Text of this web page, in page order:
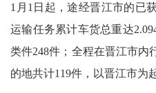
1月1日起，途经晋江市的已
运输任务累计车货总重达
类件248件；全程在晋江市内
的地共计119件，以晋江市为